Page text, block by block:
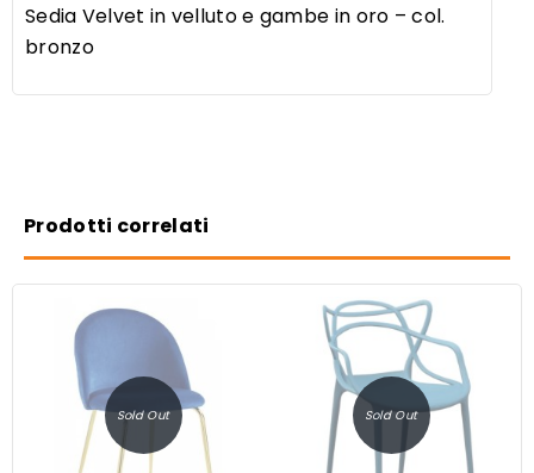
Sedia Velvet in velluto e gambe in oro – col.
bronzo
Prodotti correlati
Sold Out Sold Out